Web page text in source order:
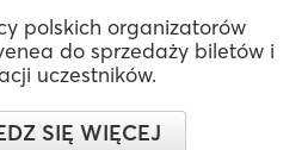
polskich organizatorów
do sprzedaży biletów i
uczestników.
SIĘ WIĘCEJ